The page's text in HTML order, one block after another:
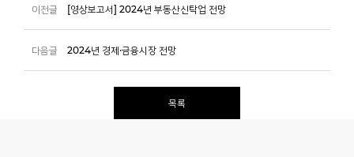
이전글 [영상보고서] 2024년 부동산신탁업 전망
다음글 2024년 경제·금융시장 전망
목록